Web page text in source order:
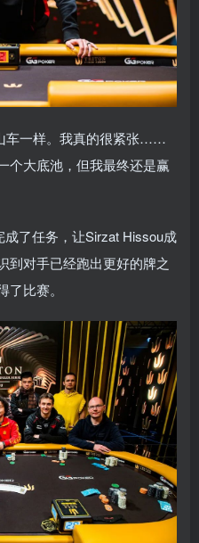
车一样。我真的很紧张……
个大底池，但我最终还是赢
了任务，让Sirzat Hissou成
到对手已经跑出更好的牌之
比赛。